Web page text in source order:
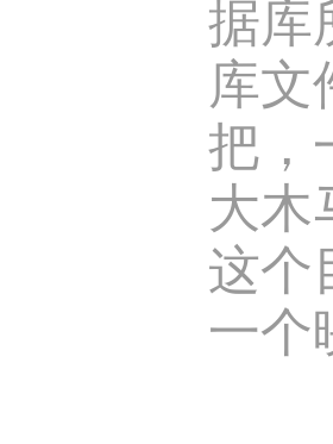
据库
库
把，
大木
这个
一个